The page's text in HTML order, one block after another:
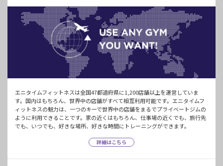
エニタイムフィットネスは全国47都道府県に1,200店舗以上を運営していま
す。国内はもちろん、世界中の店舗がすべて相互利用可能です。エニタイムフ
ィットネスの魅力は、一つのキーで世界中の店舗をまるでプライベートジムの
ように利用できることです。家の近くはもちろん、仕事場の近くでも、旅行先
でも、いつでも、好きな場所、好きな時間にトレーニングができます。
詳細はこちら